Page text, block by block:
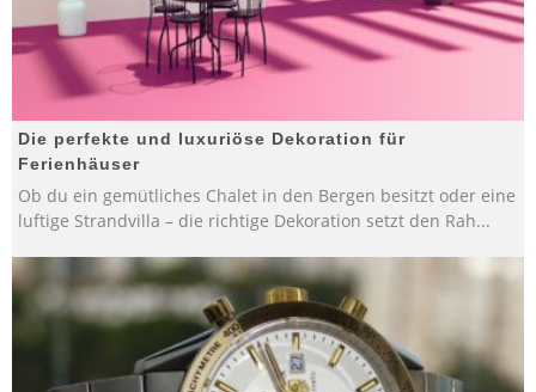
Die perfekte und luxuriöse Dekoration für
Ferienhäuser
Ob du ein gemütliches Chalet in den Bergen besitzt oder eine
luftige Strandvilla – die richtige Dekoration setzt den Rah...